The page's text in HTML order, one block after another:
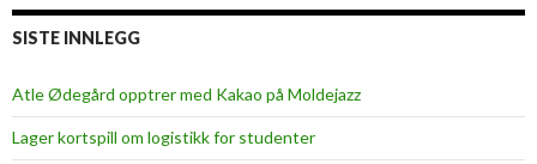
SISTE INNLEGG
Atle Ødegård opptrer med Kakao på Moldejazz
Lager kortspill om logistikk for studenter